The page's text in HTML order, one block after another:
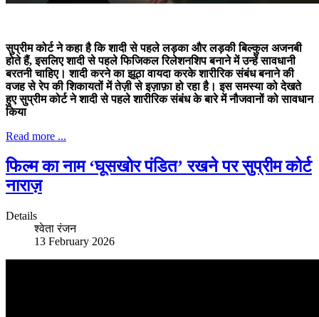
सुप्रीम कोर्ट ने कहा है कि शादी से पहले लड़का और लड़की बिल्कुल अजनबी
होते हैं, इसलिए शादी से पहले फिजिकल रिलेशनशिप बनाने में उन्हें सावधानी
बरतनी चाहिए। शादी करने का झूठा वायदा करके शारीरिक संबंध बनाने की
वजह से रेप की शिकायतों में तेज़ी से इज़ाफ़ा हो रहा है। इस समस्या को देखते
हुए सुप्रीम कोर्ट ने शादी से पहले शारीरिक संबंध के बारे में नौजवानों को सावधान
किया
Read more ...
फिल्म का नाम ‘घूसखोर पंडित’ रखने पर सुप्रीम कोर्ट
नाराज़
Details
श्वेता रंजन
13 February 2026